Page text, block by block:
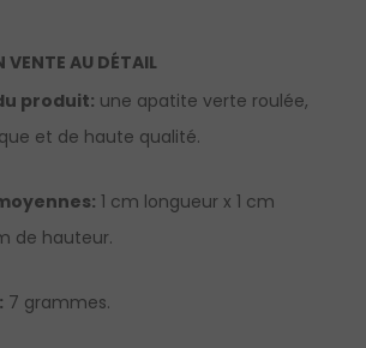
VENTE AU DÉTAIL
produit: une apatite verte roulée,
et de haute qualité.
1 cm longueur x 1 cm
de hauteur.
7 grammes.